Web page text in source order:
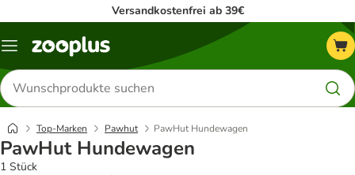
Versandkostenfrei ab 39€
Menü
Produkte
suchen
Top-Marken Pawhut PawHut Hundewagen
PawHut Hundewagen
1 Stück